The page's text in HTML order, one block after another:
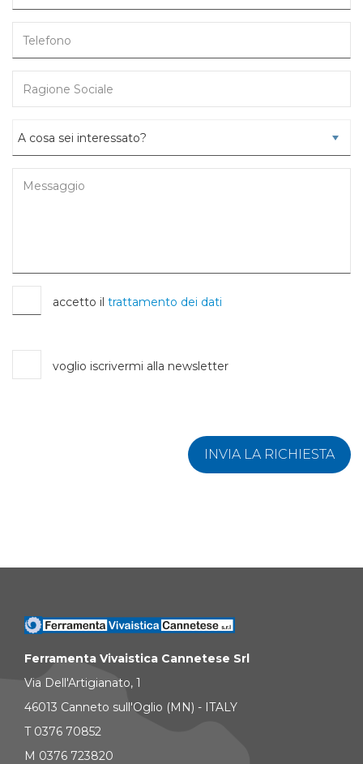
accetto il trattamento dei dati
voglio iscrivermi alla newsletter
INVIA LA RICHIESTA
Ferramenta Vivaistica Cannetese Srl
Via Dell'Artigianato, 1
46013 Canneto sull'Oglio (MN) - ITALY
T 0376 70852
M 0376 723820